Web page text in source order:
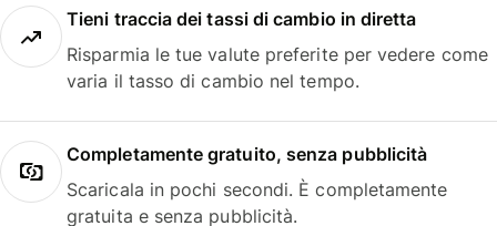
Tieni traccia dei tassi di cambio in diretta
Risparmia le tue valute preferite per vedere come
varia il tasso di cambio nel tempo.
Completamente gratuito, senza pubblicità
Scaricala in pochi secondi. È completamente
gratuita e senza pubblicità.